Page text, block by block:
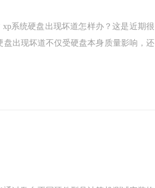
系统硬盘出现坏道怎样办？这是近期很
出现坏道不仅受硬盘本身质量影响，还